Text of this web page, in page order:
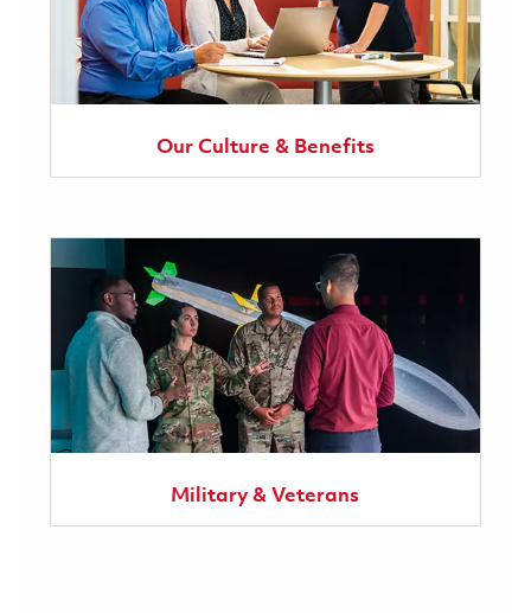
Our Culture & Benefits
Military & Veterans